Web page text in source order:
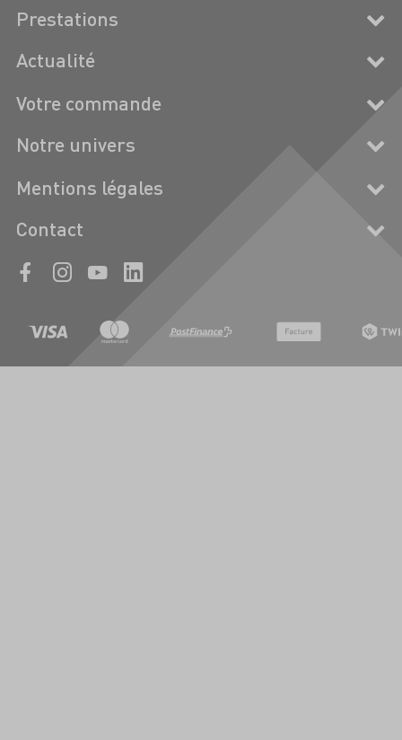
Prestations
Actualité
Votre commande
Notre univers
Mentions légales
Contact